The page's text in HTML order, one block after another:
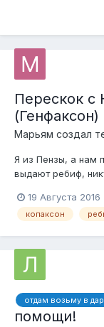
Перескок с
(Генфаксон)
Марьям создал
Я из Пензы, а нам
выдают ребиф,
19 Августа 2016
копаксон
помощи!